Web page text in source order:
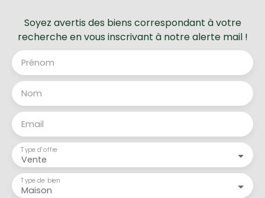
Soyez avertis des biens correspondant à votre
recherche en vous inscrivant à notre alerte mail !
Prénom
Nom
Email
Vente
Type d'offre
Maison
Type de bien